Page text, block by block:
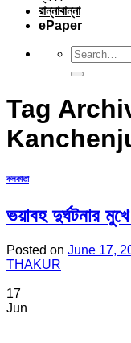
রান্নাবান্না
ePaper
Tag
কলকাতা
ভয়াবহ দুর্ঘটনার
Posted on June 17,
THAKUR
17
Jun